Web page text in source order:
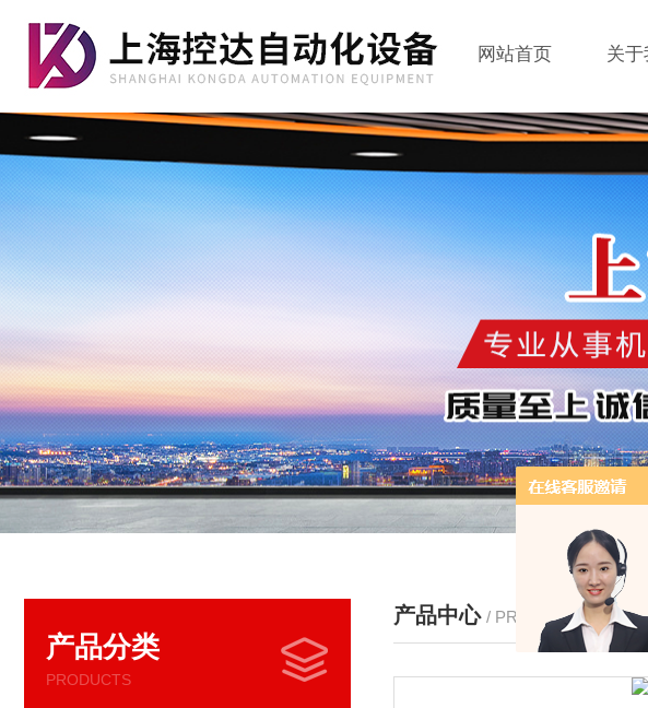
网站首页 关于
产品分类
PRODUCTS
产品中心 / PRODUCTS 我